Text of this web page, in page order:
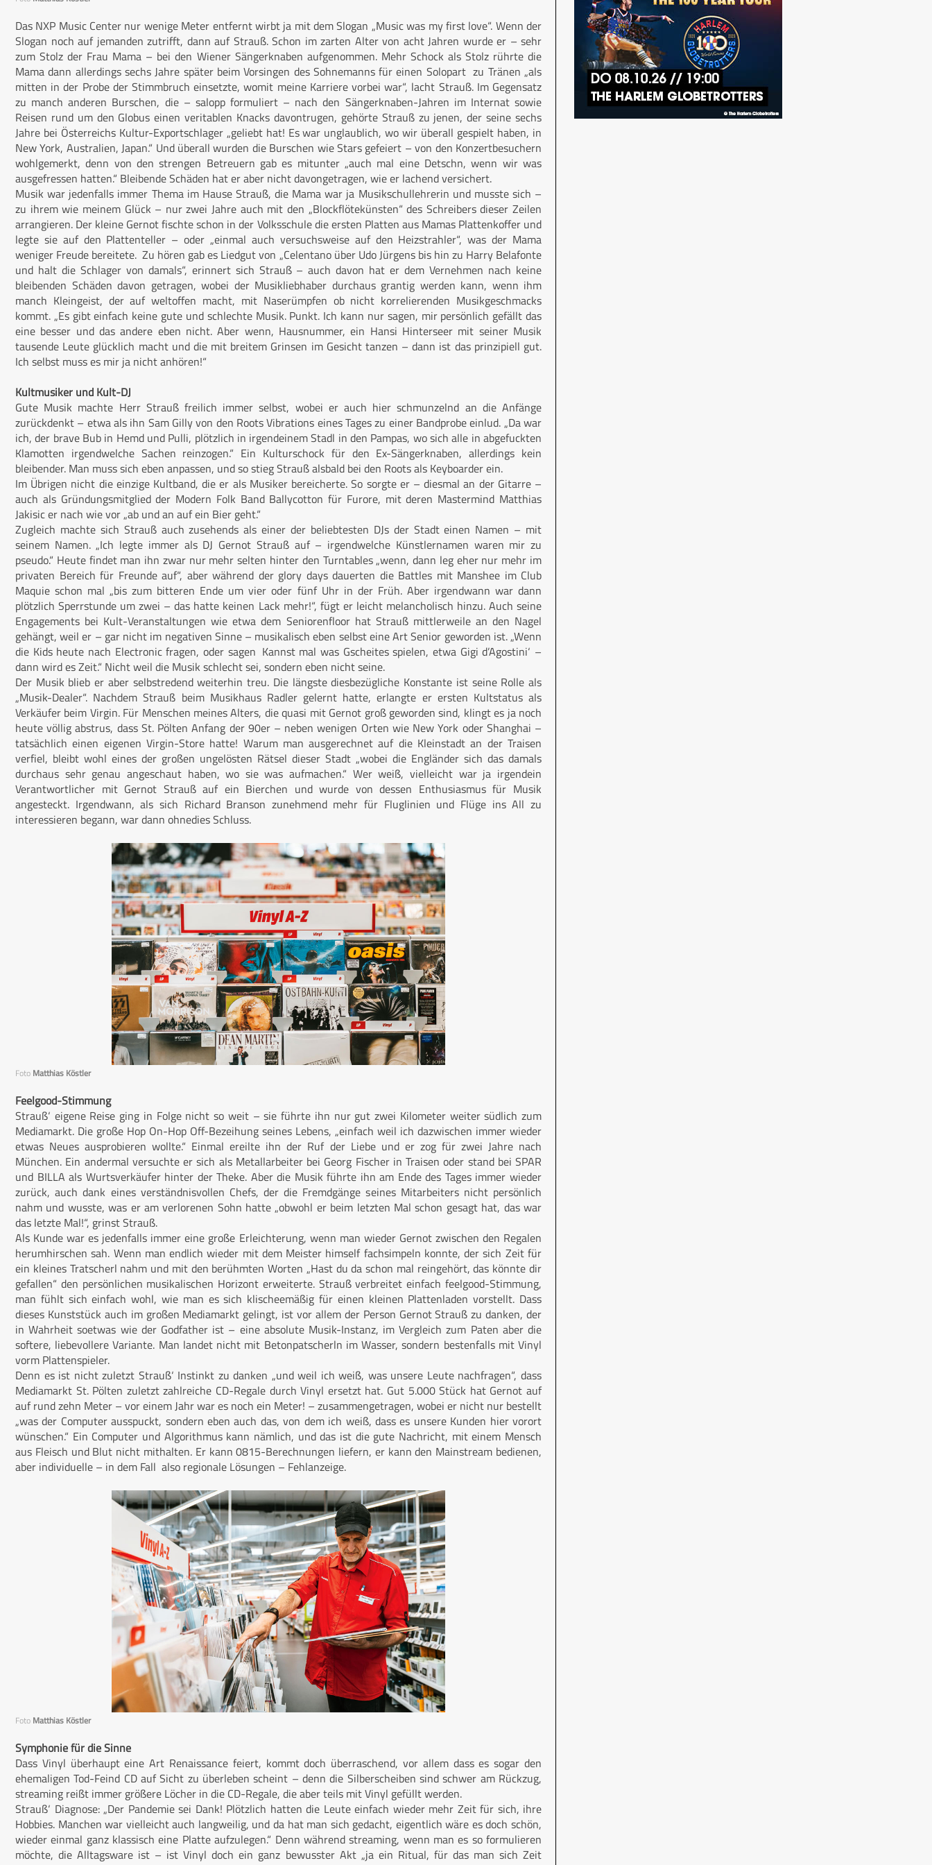
Das NXP Music Center nur wenige Meter entfernt wirbt ja mit dem Slogan „Music was my first love“. Wenn der
Slogan noch auf jemanden zutrifft, dann auf Strauß. Schon im zarten Alter von acht Jahren wurde er – sehr
zum Stolz der Frau Mama – bei den Wiener Sängerknaben aufgenommen. Mehr Schock als Stolz rührte die
Mama dann allerdings sechs Jahre später beim Vorsingen des Sohnemanns für einen Solopart zu Tränen „als
mitten in der Probe der Stimmbruch einsetzte, womit meine Karriere vorbei war“, lacht Strauß. Im Gegensatz
zu manch anderen Burschen, die – salopp formuliert – nach den Sängerknaben-Jahren im Internat sowie
Reisen rund um den Globus einen veritablen Knacks davontrugen, gehörte Strauß zu jenen, der seine sechs
Jahre bei Österreichs Kultur-Exportschlager „geliebt hat! Es war unglaublich, wo wir überall gespielt haben, in
New York, Australien, Japan.“ Und überall wurden die Burschen wie Stars gefeiert – von den Konzertbesuchern
wohlgemerkt, denn von den strengen Betreuern gab es mitunter „auch mal eine Detschn, wenn wir was
ausgefressen hatten.“ Bleibende Schäden hat er aber nicht davongetragen, wie er lachend versichert.
Musik war jedenfalls immer Thema im Hause Strauß, die Mama war ja Musikschullehrerin und musste sich –
zu ihrem wie meinem Glück – nur zwei Jahre auch mit den „Blockflötekünsten“ des Schreibers dieser Zeilen
arrangieren. Der kleine Gernot fischte schon in der Volksschule die ersten Platten aus Mamas Plattenkoffer und
legte sie auf den Plattenteller – oder „einmal auch versuchsweise auf den Heizstrahler“, was der Mama
weniger Freude bereitete. Zu hören gab es Liedgut von „Celentano über Udo Jürgens bis hin zu Harry Belafonte
und halt die Schlager von damals“, erinnert sich Strauß – auch davon hat er dem Vernehmen nach keine
bleibenden Schäden davon getragen, wobei der Musikliebhaber durchaus grantig werden kann, wenn ihm
manch Kleingeist, der auf weltoffen macht, mit Naserümpfen ob nicht korrelierenden Musikgeschmacks
kommt. „Es gibt einfach keine gute und schlechte Musik. Punkt. Ich kann nur sagen, mir persönlich gefällt das
eine besser und das andere eben nicht. Aber wenn, Hausnummer, ein Hansi Hinterseer mit seiner Musik
tausende Leute glücklich macht und die mit breitem Grinsen im Gesicht tanzen – dann ist das prinzipiell gut.
Ich selbst muss es mir ja nicht anhören!“
Kultmusiker und Kult-DJ
Gute Musik machte Herr Strauß freilich immer selbst, wobei er auch hier schmunzelnd an die Anfänge
zurückdenkt – etwa als ihn Sam Gilly von den Roots Vibrations eines Tages zu einer Bandprobe einlud. „Da war
ich, der brave Bub in Hemd und Pulli, plötzlich in irgendeinem Stadl in den Pampas, wo sich alle in abgefuckten
Klamotten irgendwelche Sachen reinzogen.“ Ein Kulturschock für den Ex-Sängerknaben, allerdings kein
bleibender. Man muss sich eben anpassen, und so stieg Strauß alsbald bei den Roots als Keyboarder ein.
Im Übrigen nicht die einzige Kultband, die er als Musiker bereicherte. So sorgte er – diesmal an der Gitarre –
auch als Gründungsmitglied der Modern Folk Band Ballycotton für Furore, mit deren Mastermind Matthias
Jakisic er nach wie vor „ab und an auf ein Bier geht.“
Zugleich machte sich Strauß auch zusehends als einer der beliebtesten DJs der Stadt einen Namen – mit
seinem Namen. „Ich legte immer als DJ Gernot Strauß auf – irgendwelche Künstlernamen waren mir zu
pseudo.“ Heute findet man ihn zwar nur mehr selten hinter den Turntables „wenn, dann leg eher nur mehr im
privaten Bereich für Freunde auf“, aber während der glory days dauerten die Battles mit Manshee im Club
Maquie schon mal „bis zum bitteren Ende um vier oder fünf Uhr in der Früh. Aber irgendwann war dann
plötzlich Sperrstunde um zwei – das hatte keinen Lack mehr!“, fügt er leicht melancholisch hinzu. Auch seine
Engagements bei Kult-Veranstaltungen wie etwa dem Senioren­floor hat Strauß mittlerweile an den Nagel
gehängt, weil er – gar nicht im negativen Sinne – musikalisch eben selbst eine Art Senior geworden ist. „Wenn
die Kids heute nach Electronic fragen, oder sagen ‚Kannst mal was Gscheites spielen, etwa Gigi d’Agostini‘ –
dann wird es Zeit.“ Nicht weil die Musik schlecht sei, sondern eben nicht seine.
Der Musik blieb er aber selbstredend weiterhin treu. Die längste diesbezügliche Konstante ist seine Rolle als
„Musik-Dealer“. Nachdem Strauß beim Musikhaus Radler gelernt hatte, erlangte er ersten Kultstatus als
Verkäufer beim Virgin. Für Menschen meines Alters, die quasi mit Gernot groß geworden sind, klingt es ja noch
heute völlig abstrus, dass St. Pölten Anfang der 90er – neben wenigen Orten wie New York oder Shanghai –
tatsächlich einen eigenen Virgin-Store hatte! Warum man ausgerechnet auf die Kleinstadt an der Traisen
verfiel, bleibt wohl eines der großen ungelösten Rätsel dieser Stadt „wobei die Engländer sich das damals
durchaus sehr genau angeschaut haben, wo sie was aufmachen.“ Wer weiß, vielleicht war ja irgendein
Verantwortlicher mit Gernot Strauß auf ein Bierchen und wurde von dessen Enthusiasmus für Musik
angesteckt. Irgendwann, als sich Richard Branson zunehmend mehr für Fluglinien und Flüge ins All zu
interessieren begann, war dann ohnedies Schluss.
Foto Matthias Köstler
Feelgood-Stimmung
Strauß‘ eigene Reise ging in Folge nicht so weit – sie führte ihn nur gut zwei Kilometer weiter südlich zum
Mediamarkt. Die große Hop On-Hop Off-Bezeihung seines Lebens, „einfach weil ich dazwischen immer wieder
etwas Neues ausprobieren wollte.“ Einmal ereilte ihn der Ruf der Liebe und er zog für zwei Jahre nach
München. Ein andermal versuchte er sich als Metallarbeiter bei Georg Fischer in Traisen oder stand bei SPAR
und BILLA als Wurtsverkäufer hinter der Theke. Aber die Musik führte ihn am Ende des Tages immer wieder
zurück, auch dank eines verständnisvollen Chefs, der die Fremdgänge seines Mitarbeiters nicht persönlich
nahm und wusste, was er am verlorenen Sohn hatte „obwohl er beim letzten Mal schon gesagt hat, das war
das letzte Mal!“, grinst Strauß.
Als Kunde war es jedenfalls immer eine große Erleichterung, wenn man wieder Gernot zwischen den Regalen
herumhirschen sah. Wenn man endlich wieder mit dem Meister himself fachsimpeln konnte, der sich Zeit für
ein kleines Tratscherl nahm und mit den berühmten Worten „Hast du da schon mal reingehört, das könnte dir
gefallen“ den persönlichen musikalischen Horizont erweiterte. Strauß verbreitet einfach feelgood-Stimmung,
man fühlt sich einfach wohl, wie man es sich klischeemäßig für einen kleinen Plattenladen vorstellt. Dass
dieses Kunststück auch im großen Media­markt gelingt, ist vor allem der Person Gernot Strauß zu danken, der
in Wahrheit soetwas wie der Godfather ist – eine absolute Musik-Instanz, im Vergleich zum Paten aber die
softere, liebevollere Variante. Man landet nicht mit Betonpatscherln im Wasser, sondern bestenfalls mit Vinyl
vorm Plattenspieler.
Denn es ist nicht zuletzt Strauß‘ Instinkt zu danken „und weil ich weiß, was unsere Leute nachfragen“, dass
Mediamarkt St. Pölten zuletzt zahlreiche CD-Regale durch Vinyl ersetzt hat. Gut 5.000 Stück hat Gernot auf
auf rund zehn Meter – vor einem Jahr war es noch ein Meter! – zusammengetragen, wobei er nicht nur bestellt
„was der Computer ausspuckt, sondern eben auch das, von dem ich weiß, dass es unsere Kunden hier vorort
wünschen.“ Ein Computer und Algorithmus kann nämlich, und das ist die gute Nachricht, mit einem Mensch
aus Fleisch und Blut nicht mithalten. Er kann 0815-Berechnungen liefern, er kann den Mainstream bedienen,
aber individuelle – in dem Fall also regionale Lösungen – Fehlanzeige.
Foto Matthias Köstler
Symphonie für die Sinne
Dass Vinyl überhaupt eine Art Renaissance feiert, kommt doch überraschend, vor allem dass es sogar den
ehemaligen Tod-Feind CD auf Sicht zu überleben scheint – denn die Silberscheiben sind schwer am Rückzug,
streaming reißt immer größere Löcher in die CD-Regale, die aber teils mit Vinyl gefüllt werden.
Strauß‘ Diagnose: „Der Pandemie sei Dank! Plötzlich hatten die Leute einfach wieder mehr Zeit für sich, ihre
Hobbies. Manchen war vielleicht auch langweilig, und da hat man sich gedacht, eigentlich wäre es doch schön,
wieder einmal ganz klassisch eine Platte aufzulegen.“ Denn während streaming, wenn man es so formulieren
möchte, die Alltagsware ist – ist Vinyl doch ein ganz bewusster Akt „ja ein Ritual, für das man sich Zeit